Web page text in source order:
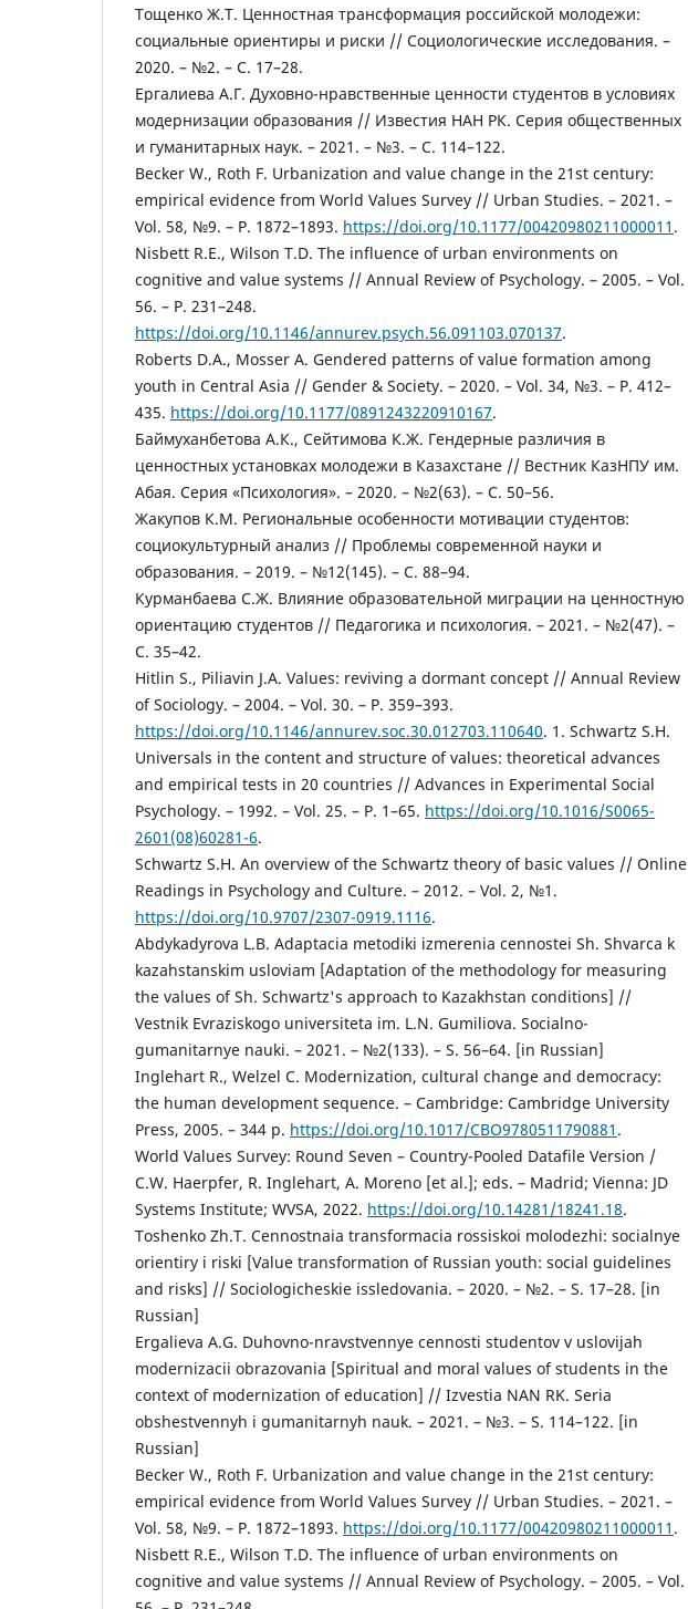
Тощенко Ж.Т. Ценностная трансформация российской молодежи:
социальные ориентиры и риски // Социологические исследования. –
2020. – №2. – С. 17–28.
Ергалиева А.Г. Духовно-нравственные ценности студентов в условиях
модернизации образования // Известия НАН РК. Серия общественных
и гуманитарных наук. – 2021. – №3. – С. 114–122.
Becker W., Roth F. Urbanization and value change in the 21st century:
empirical evidence from World Values Survey // Urban Studies. – 2021. –
Vol. 58, №9. – P. 1872–1893. https://doi.org/10.1177/00420980211000011 .
Nisbett R.E., Wilson T.D. The influence of urban environments on
cognitive and value systems // Annual Review of Psychology. – 2005. – Vol.
56. – P. 231–248.
https://doi.org/10.1146/annurev.psych.56.091103.070137.
Roberts D.A., Mosser A. Gendered patterns of value formation among
youth in Central Asia // Gender & Society. – 2020. – Vol. 34, №3. – P. 412–
435. https://doi.org/10.1177/0891243220910167.
Баймуханбетова А.К., Сейтимова К.Ж. Гендерные различия в
ценностных установках молодежи в Казахстане // Вестник КазНПУ им.
Абая. Серия «Психология». – 2020. – №2(63). – С. 50–56.
Жакупов К.М. Региональные особенности мотивации студентов:
социокультурный анализ // Проблемы современной науки и
образования. – 2019. – №12(145). – С. 88–94.
Курманбаева С.Ж. Влияние образовательной миграции на ценностную
ориентацию студентов // Педагогика и психология. – 2021. – №2(47). –
С. 35–42.
Hitlin S., Piliavin J.A. Values: reviving a dormant concept // Annual Review
of Sociology. – 2004. – Vol. 30. – P. 359–393.
https://doi.org/10.1146/annurev.soc.30.012703.110640. 1. Schwartz S.H.
Universals in the content and structure of values: theoretical advances
and empirical tests in 20 countries // Advances in Experimental Social
Psychology. – 1992. – Vol. 25. – P. 1–65. https://doi.org/10.1016/S0065-
2601(08)60281-6.
Schwartz S.H. An overview of the Schwartz theory of basic values // Online
Readings in Psychology and Culture. – 2012. – Vol. 2, №1.
https://doi.org/10.9707/2307-0919.1116.
Abdykadyrova L.B. Adaptacia metodiki izmerenia cennostei Sh. Shvarca k
kazahstanskim usloviam [Adaptation of the methodology for measuring
the values of Sh. Schwartz's approach to Kazakhstan conditions] //
Vestnik Evraziskogo universiteta im. L.N. Gumiliova. Socialno-
gumanitarnye nauki. – 2021. – №2(133). – S. 56–64. [in Russian]
Inglehart R., Welzel C. Modernization, cultural change and democracy:
the human development sequence. – Cambridge: Cambridge University
Press, 2005. – 344 p. https://doi.org/10.1017/CBO9780511790881 .
World Values Survey: Round Seven – Country-Pooled Datafile Version /
C.W. Haerpfer, R. Inglehart, A. Moreno [et al.]; eds. – Madrid; Vienna: JD
Systems Institute; WVSA, 2022. https://doi.org/10.14281/18241.18.
Toshenko Zh.T. Cennostnaia transformacia rossiskoi molodezhi: socialnye
orientiry i riski [Value transformation of Russian youth: social guidelines
and risks] // Sociologicheskie issledovania. – 2020. – №2. – S. 17–28. [in
Russian]
Ergalieva A.G. Duhovno-nravstvennye cennosti studentov v uslovijah
modernizacii obrazovania [Spiritual and moral values of students in the
context of modernization of education] // Izvestia NAN RK. Seria
obshestvennyh i gumanitarnyh nauk. – 2021. – №3. – S. 114–122. [in
Russian]
Becker W., Roth F. Urbanization and value change in the 21st century:
empirical evidence from World Values Survey // Urban Studies. – 2021. –
Vol. 58, №9. – P. 1872–1893. https://doi.org/10.1177/00420980211000011 .
Nisbett R.E., Wilson T.D. The influence of urban environments on
cognitive and value systems // Annual Review of Psychology. – 2005. – Vol.